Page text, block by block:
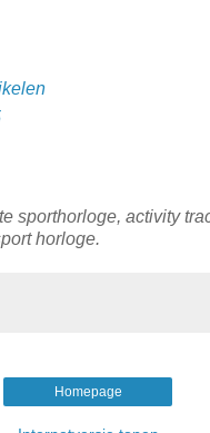
sporthorloge, activity
horloge.
Homepage